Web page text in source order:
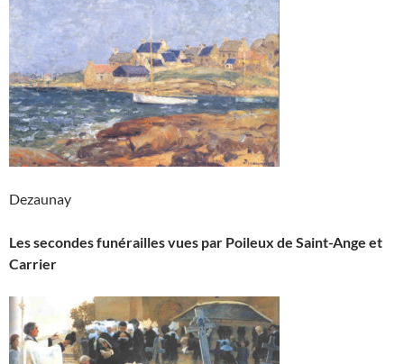
Dezaunay
Les secondes funérailles vues par Poileux de Saint-Ange et
Carrier